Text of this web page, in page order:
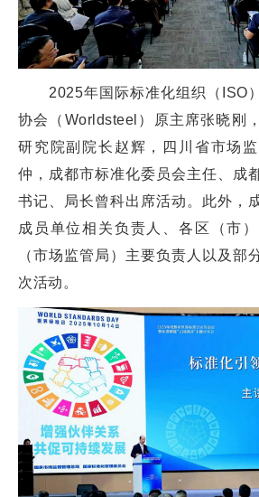
2025年国际标准化组织（ISO
协会（Worldsteel）原主席张晓刚
研究院副院长赵辉，四川省市场
仲，成都市标准化委员会主任、成
书记、局长曾科出席活动。此外，
成员单位相关负责人、各区（市
（市场监管局）主要负责人以及部
次活动。